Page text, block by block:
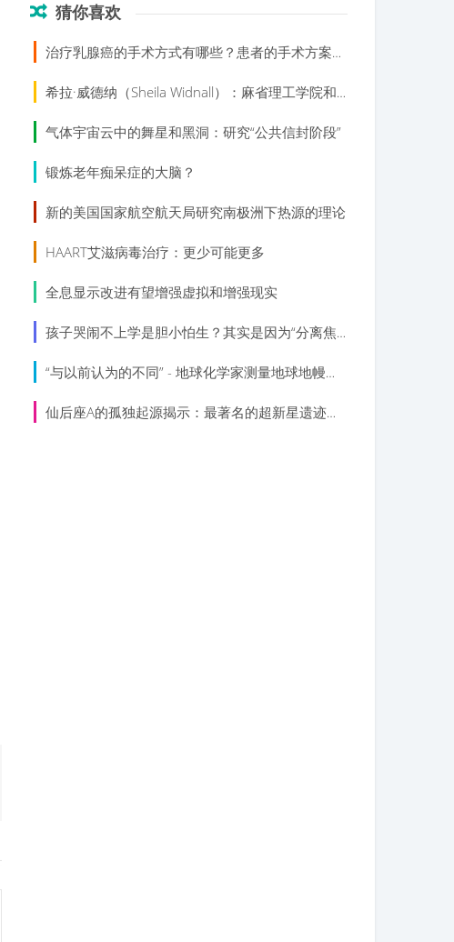
猜你喜欢
治疗乳腺癌的手术方式有哪些？患者的手术方案是如何制定的
希拉·威德纳（Sheila Widnall）：麻省理工学院和美国空军的一生探索未知世界
气体宇宙云中的舞星和黑洞：研究“公共信封阶段”
锻炼老年痴呆症的大脑？
新的美国国家航空航天局研究南极洲下热源的理论
HAART艾滋病毒治疗：更少可能更多
全息显示改进有望增强虚拟和增强现实
孩子哭闹不上学是胆小怕生？其实是因为“分离焦虑”
“与以前认为的不同” - 地球化学家测量地球地幔的组成
仙后座A的孤独起源揭示：最著名的超新星遗迹之一